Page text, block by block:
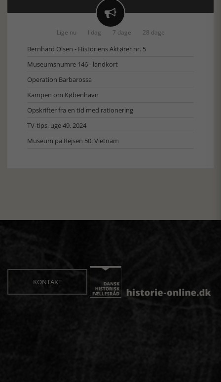

Lige nu I dag 7 dage 28 dage
Bernhard Olsen - Historiens Aktører nr. 5
Museumsnumre 146 - landkort
Operation Barbarossa
Kampen om København
Opskrifter fra en tid med rationering
TV-tips, uge 49, 2024
Museum på Rejsen 50: Vietnam
KONTAKT